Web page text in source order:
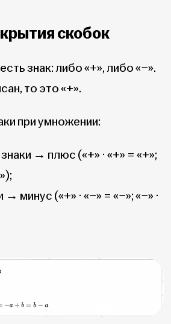
скобок
знак: либо «+», либо «−».
то это «+».
при умножении:
→ плюс («+» · «+» = «+»;
минус («+» · «−» = «−»; «−» ·